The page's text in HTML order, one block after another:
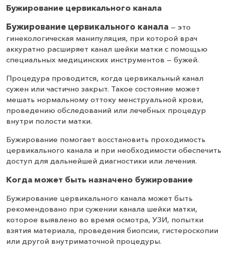
Бужирование цервикального канала
Бужирование цервикального канала — это
гинекологическая манипуляция, при которой врач
аккуратно расширяет канал шейки матки с помощью
специальных медицинских инструментов — бужей.
Процедура проводится, когда цервикальный канал
сужен или частично закрыт. Такое состояние может
мешать нормальному оттоку менструальной крови,
проведению обследований или лечебных процедур
внутри полости матки.
Бужирование помогает восстановить проходимость
цервикального канала и при необходимости обеспечить
доступ для дальнейшей диагностики или лечения.
Когда может быть назначено бужирование
Бужирование цервикального канала может быть
рекомендовано при сужении канала шейки матки,
которое выявлено во время осмотра, УЗИ, попытки
взятия материала, проведения биопсии, гистероскопии
или другой внутриматочной процедуры.